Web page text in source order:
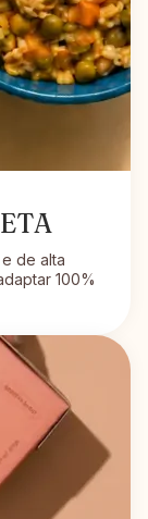
de alta
100%